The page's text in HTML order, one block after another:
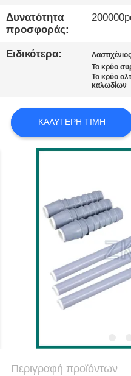
ΜΑΣ
ΕΙΔΉΣΕΙΣ
ΥΠΟΘΈΣΕΙΣ
ΙΣΤΟΛΌΓΙΟ
ΠΟΛΙΤΙΚΉ
ΑΠΟΡΡΉΤΟΥ
Δυνατότητα
προσφοράς:
Ειδικότερα:
Το κρύο
Το κρύο
καλωδίων
ΚΑΛΎΤΕΡΗ ΤΙΜΉ
Περιγραφή προϊόντων